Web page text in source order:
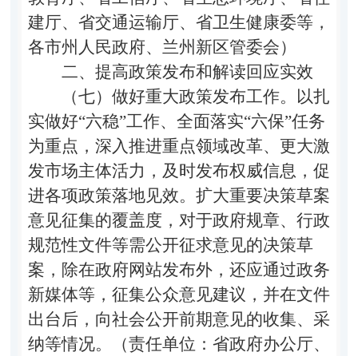
建厅、省交通运输厅、省卫生健康委等，
各市州人民政府、兰州新区管委会）
二、提高政策发布和解读回应实效
（七）做好重大政策发布工作。
以扎
实做好“六稳”工作、全面落实“六保”任务
为重点，深入推进重点领域改革、更大激
发市场主体活力，及时发布权威信息，促
进各项政策落地见效。扩大重要决策草案
意见征集的覆盖度，对于政府规章、行政
规范性文件等需公开征求意见的决策草
案，除在政府网站发布外，还应通过政务
新媒体等，征集公众意见建议，并在文件
出台后，向社会公开前期意见的收集、采
纳等情况。（责任单位：省政府办公厅、